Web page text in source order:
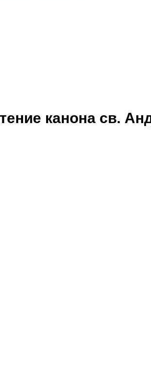
канона св.